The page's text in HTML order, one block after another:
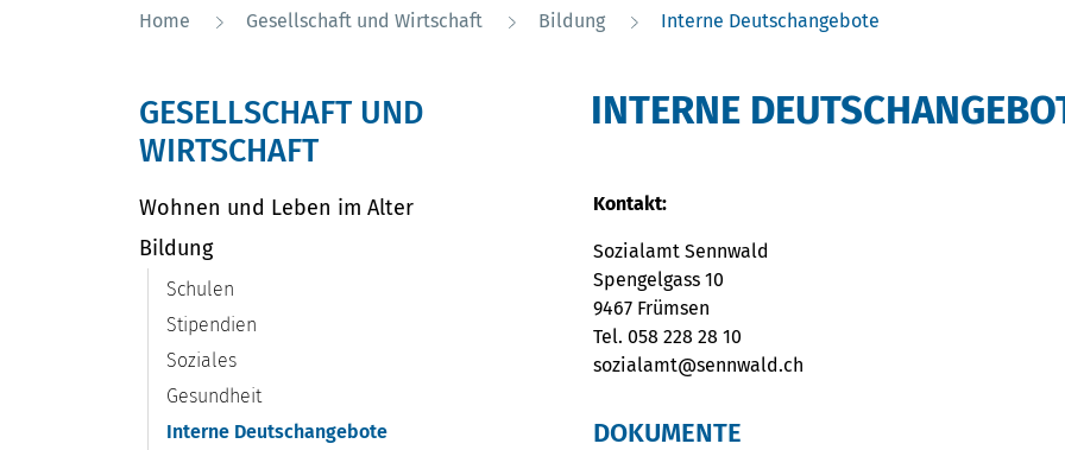
Home Gesellschaft und Wirtschaft Bildung Interne Deutschangebote
GESELLSCHAFT UND
WIRTSCHAFT
Wohnen und Leben im Alter
Bildung
Schulen
Stipendien
Soziales
Gesundheit
Interne Deutschangebote
INTERNE
Kontakt:
Sozialamt Sennwald
Spengelgass 10
9467 Frümsen
Tel. 058 228 28 10
sozialamt@sennwald.ch
DOKUMENTE